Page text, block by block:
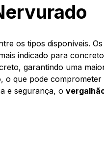
os tipos disponíveis. Os
indicado para concreto
garantindo uma
o que pode comprometer
e segurança, o